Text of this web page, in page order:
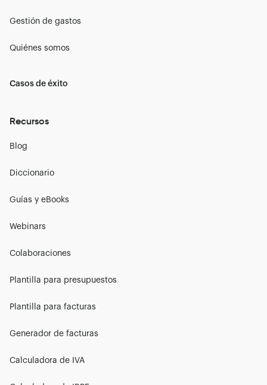
Gestión de gastos
Quiénes somos
Casos de éxito
Recursos
Blog
Diccionario
Guías y eBooks
Webinars
Colaboraciones
Plantilla para presupuestos
Plantilla para facturas
Generador de facturas
Calculadora de IVA